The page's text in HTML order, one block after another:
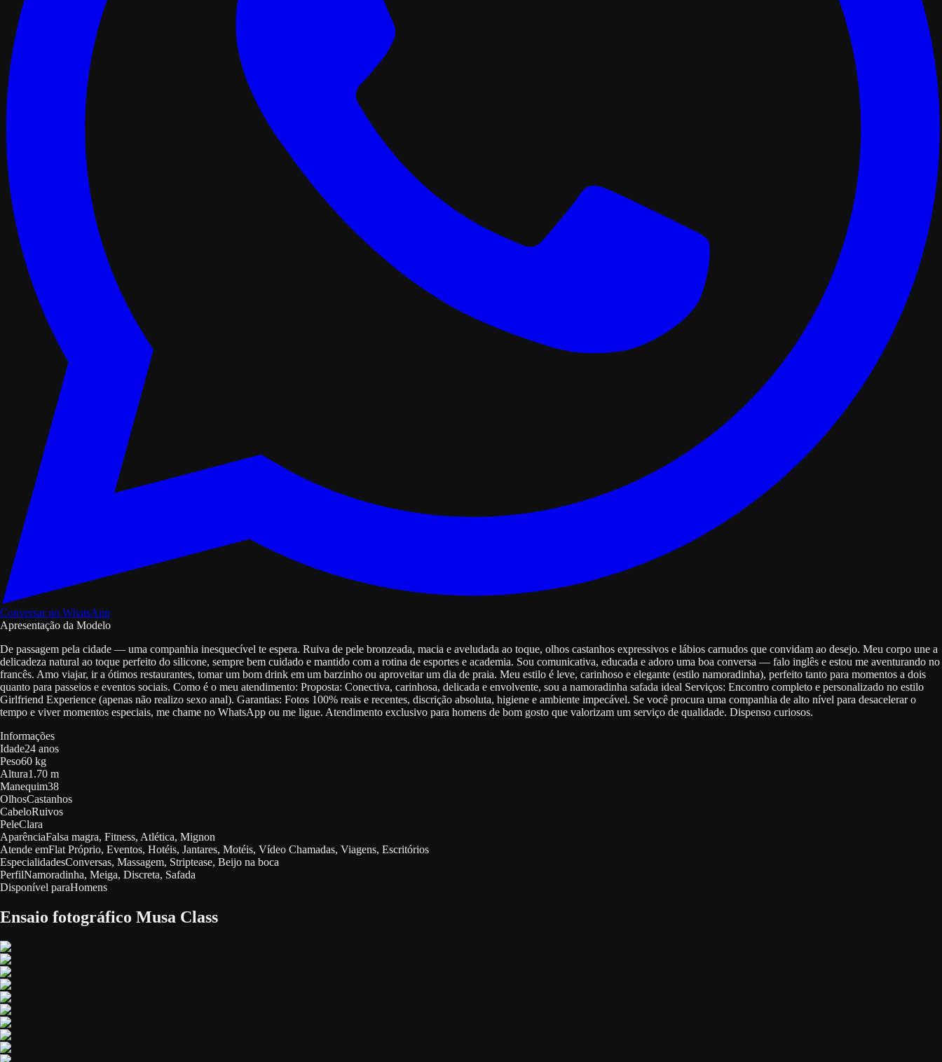
Conversar no WhatsApp
Apresentação da Modelo
De passagem pela cidade — uma companhia inesquecível te espera. Ruiva de pele bronzeada, macia e aveludada ao toque, olhos castanhos expressivos e lábios carnudos que convidam ao desejo. Meu corpo une a
delicadeza natural ao toque perfeito do silicone, sempre bem cuidado e mantido com a rotina de esportes e academia. Sou comunicativa, educada e adoro uma boa conversa — falo inglês e estou me aventurando no
francês. Amo viajar, ir a ótimos restaurantes, tomar um bom drink em um barzinho ou aproveitar um dia de praia. Meu estilo é leve, carinhoso e elegante (estilo namoradinha), perfeito tanto para momentos a dois
quanto para passeios e eventos sociais. Como é o meu atendimento: Proposta: Conectiva, carinhosa, delicada e envolvente, sou a namoradinha safada ideal Serviços: Encontro completo e personalizado no estilo
Girlfriend Experience (apenas não realizo sexo anal). Garantias: Fotos 100% reais e recentes, discrição absoluta, higiene e ambiente impecável. Se você procura uma companhia de alto nível para desacelerar o
tempo e viver momentos especiais, me chame no WhatsApp ou me ligue. Atendimento exclusivo para homens de bom gosto que valorizam um serviço de qualidade. Dispenso curiosos.
Informações
Idade24 anos
Peso60 kg
Altura1.70 m
Manequim38
OlhosCastanhos
CabeloRuivos
PeleClara
AparênciaFalsa magra, Fitness, Atlética, Mignon
Atende emFlat Próprio, Eventos, Hotéis, Jantares, Motéis, Vídeo Chamadas, Viagens, Escritórios
EspecialidadesConversas, Massagem, Striptease, Beijo na boca
PerfilNamoradinha, Meiga, Discreta, Safada
Disponível paraHomens
Ensaio fotográfico Musa Class